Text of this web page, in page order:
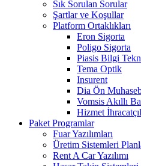
Sık Sorulan Sorular
Şartlar ve Koşullar
Platform Ortaklıkları
Eron Sigorta
Poligo Sigorta
Piasis Bilgi
Tema Optik
Insurent
Dia Ön
Vomsis Akıllı
Hizmet
Paket Programlar
Fuar Yazılımları
Üretim Sistemleri
Rent A Car Yazılımı